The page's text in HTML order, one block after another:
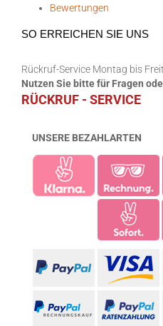
Bewertungen
SO ERREICHEN SIE UNS
Rückruf-Service Montag bis
Nutzen Sie bitte für Fragen
RÜCKRUF - SERVICE
UNSERE BEZAHLARTEN